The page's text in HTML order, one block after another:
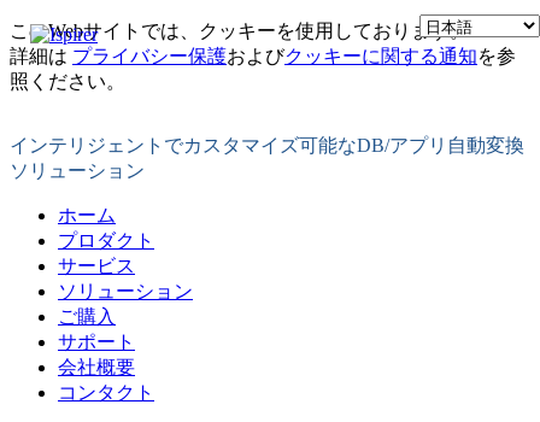
このWebサイトでは、クッキーを使用しております。
詳細は プライバシー保護およびクッキーに関する通知を参
照ください。
インテリジェントでカスタマイズ可能なDB/アプリ自動変換
ソリューション
ホーム
プロダクト
サービス
ソリューション
ご購入
サポート
会社概要
コンタクト